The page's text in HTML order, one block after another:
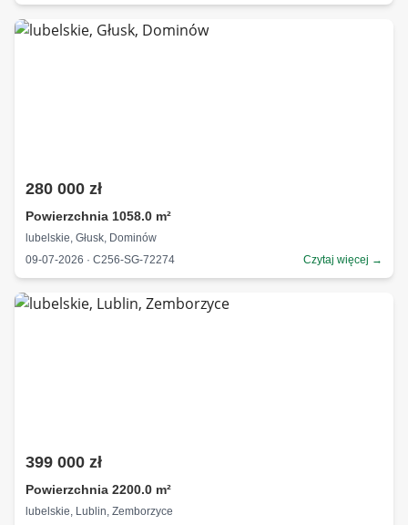
280 000 zł
Powierzchnia 1058.0 m²
lubelskie, Głusk, Dominów
09-07-2026 · C256-SG-72274
Czytaj więcej →
399 000 zł
Powierzchnia 2200.0 m²
lubelskie, Lublin, Zemborzyce